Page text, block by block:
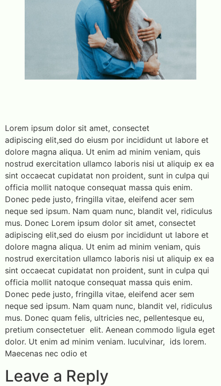
Lorem ipsum dolor sit amet, consectet
adipiscing elit,sed do eiusm por incididunt ut labore et
dolore magna aliqua. Ut enim ad minim veniam, quis
nostrud exercitation ullamco laboris nisi ut aliquip ex ea
sint occaecat cupidatat non proident, sunt in culpa qui
officia mollit natoque consequat massa quis enim.
Donec pede justo, fringilla vitae, eleifend acer sem
neque sed ipsum. Nam quam nunc, blandit vel, ridiculus
mus. Donec Lorem ipsum dolor sit amet, consectet
adipiscing elit,sed do eiusm por incididunt ut labore et
dolore magna aliqua. Ut enim ad minim veniam, quis
nostrud exercitation ullamco laboris nisi ut aliquip ex ea
sint occaecat cupidatat non proident, sunt in culpa qui
officia mollit natoque consequat massa quis enim.
Donec pede justo, fringilla vitae, eleifend acer sem
neque sed ipsum. Nam quam nunc, blandit vel, ridiculus
mus. Donec quam felis, ultricies nec, pellentesque eu,
pretium consectetuer elit. Aenean commodo ligula eget
dolor. Ut enim ad minim veniam. luculvinar, ids lorem.
Maecenas nec odio et
Leave a Reply